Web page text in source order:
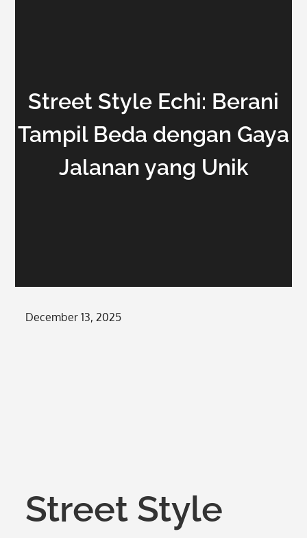
Street Style Echi: Berani
Tampil Beda dengan Gaya
Jalanan yang Unik
Posted
December 13, 2025
Street Style